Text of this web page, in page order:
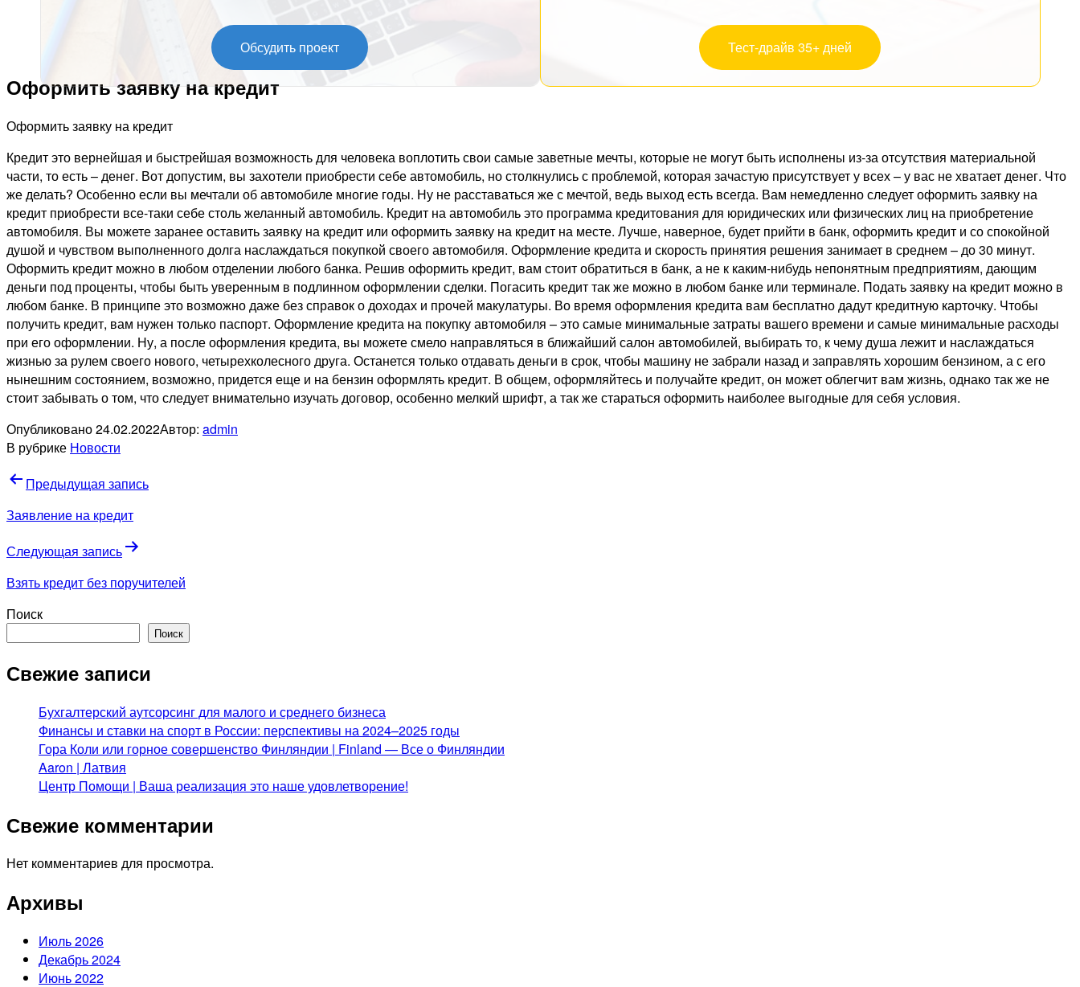
Обсудить проект Тест-драйв 35+ дней
Оформить заявку на кредит
Оформить заявку на кредит
Кредит это вернейшая и быстрейшая возможность для человека воплотить свои самые заветные мечты, которые не могут быть исполнены из-за отсутствия материальной
части, то есть – денег. Вот допустим, вы захотели приобрести себе автомобиль, но столкнулись с проблемой, которая зачастую присутствует у всех – у вас не хватает денег. Что
же делать? Особенно если вы мечтали об автомобиле многие годы. Ну не расставаться же с мечтой, ведь выход есть всегда. Вам немедленно следует оформить заявку на
кредит приобрести все-таки себе столь желанный автомобиль. Кредит на автомобиль это программа кредитования для юридических или физических лиц на приобретение
автомобиля. Вы можете заранее оставить заявку на кредит или оформить заявку на кредит на месте. Лучше, наверное, будет прийти в банк, оформить кредит и со спокойной
душой и чувством выполненного долга наслаждаться покупкой своего автомобиля. Оформление кредита и скорость принятия решения занимает в среднем – до 30 минут.
Оформить кредит можно в любом отделении любого банка. Решив оформить кредит, вам стоит обратиться в банк, а не к каким-нибудь непонятным предприятиям, дающим
деньги под проценты, чтобы быть уверенным в подлинном оформлении сделки. Погасить кредит так же можно в любом банке или терминале. Подать заявку на кредит можно в
любом банке. В принципе это возможно даже без справок о доходах и прочей макулатуры. Во время оформления кредита вам бесплатно дадут кредитную карточку. Чтобы
получить кредит, вам нужен только паспорт. Оформление кредита на покупку автомобиля – это самые минимальные затраты вашего времени и самые минимальные расходы
при его оформлении. Ну, а после оформления кредита, вы можете смело направляться в ближайший салон автомобилей, выбирать то, к чему душа лежит и наслаждаться
жизнью за рулем своего нового, четырехколесного друга. Останется только отдавать деньги в срок, чтобы машину не забрали назад и заправлять хорошим бензином, а с его
нынешним состоянием, возможно, придется еще и на бензин оформлять кредит. В общем, оформляйтесь и получайте кредит, он может облегчит вам жизнь, однако так же не
стоит забывать о том, что следует внимательно изучать договор, особенно мелкий шрифт, а так же стараться оформить наиболее выгодные для себя условия.
Опубликовано24.02.2022Автор: admin
В рубрике Новости
Навигация
по
Предыдущая запись
Заявление на кредит
Следующая запись
Взять кредит без поручителей
Поиск
Поиск
Свежие записи
Бухгалтерский аутсорсинг для малого и среднего бизнеса
Финансы и ставки на спорт в России: перспективы на 2024–2025 годы
Гора Коли или горное совершенство Финляндии | Finland — Все о Финляндии
Aaron | Латвия
Центр Помощи | Ваша реализация это наше удовлетворение!
Свежие комментарии
Нет комментариев для просмотра.
Архивы
Июль 2026
Декабрь 2024
Июнь 2022